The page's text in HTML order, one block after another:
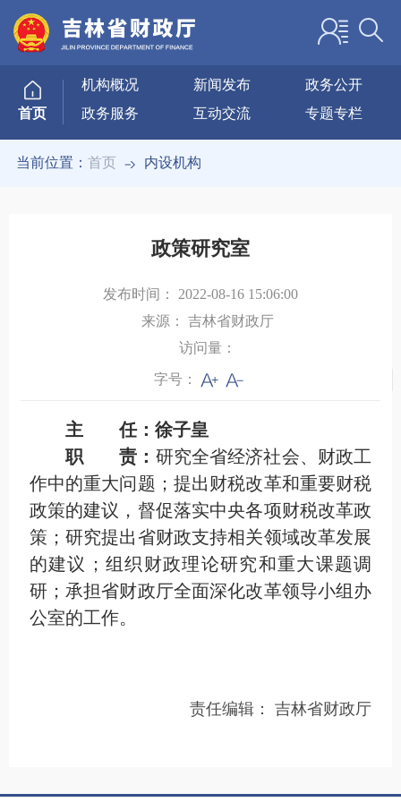
首页
机构概况 新闻发布
政务公开
政务服务
互动交流 专题专栏
当前位置：首页 内设机构
政策研究室
发布时间： 2022-08-16 15:06:00
来源：
吉林省财政厅
访问量：
字号：
主 任：徐子皇
职 责： 研究全省经济社会、财政工
作中的重大问题；提出财税改革和重要财税
政策的建议，督促落实中央各项财税改革政
策；研究提出省财政支持相关领域改革发展
的建议；组织财政理论研究和重大课题调
研；承担省财政厅全面深化改革领导小组办
公室的工作。
责任编辑： 吉林省财政厅